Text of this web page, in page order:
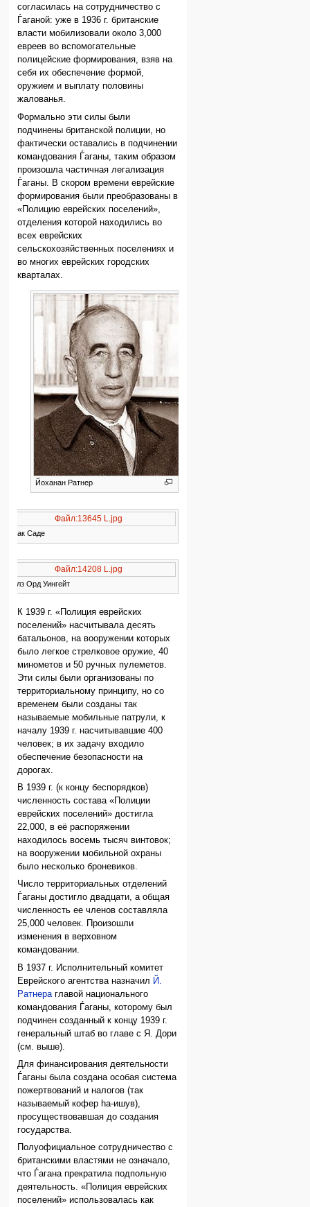
согласилась на сотрудничество с
Ѓаганой: уже в 1936 г. британские
власти мобилизовали около 3,000
евреев во вспомогательные
полицейские формирования, взяв на
себя их обеспечение формой,
оружием и выплату половины
жалованья.
Формально эти силы были
подчинены британской полиции, но
фактически оставались в подчинении
командования Ѓаганы, таким образом
произошла частичная легализация
Ѓаганы. В скором времени еврейские
формирования были преобразованы в
«Полицию еврейских поселений»,
отделения которой находились во
всех еврейских
сельскохозяйственных поселениях и
во многих еврейских городских
кварталах.
Йоханан Ратнер
Файл:13645 L.jpg
Ицхак Саде
Файл:14208 L.jpg
Чарлз Орд Уингейт
К 1939 г. «Полиция еврейских
поселений» насчитывала десять
батальонов, на вооружении которых
было легкое стрелковое оружие, 40
минометов и 50 ручных пулеметов.
Эти силы были организованы по
территориальному принципу, но со
временем были созданы так
называемые мобильные патрули, к
началу 1939 г. насчитывавшие 400
человек; в их задачу входило
обеспечение безопасности на
дорогах.
В 1939 г. (к концу беспорядков)
численность состава «Полиции
еврейских поселений» достигла
22,000, в её распоряжении
находилось восемь тысяч винтовок;
на вооружении мобильной охраны
было несколько броневиков.
Число территориальных отделений
Ѓаганы достигло двадцати, а общая
численность ее членов составляла
25,000 человек. Произошли
изменения в верховном
командовании.
В 1937 г. Исполнительный комитет
Еврейского агентства назначил Й.
Ратнера главой национального
командования Ѓаганы, которому был
подчинен созданный к концу 1939 г.
генеральный штаб во главе с Я. Дори
(см. выше).
Для финансирования деятельности
Ѓаганы была создана особая система
пожертвований и налогов (так
называемый кофер hа-ишув),
просуществовавшая до создания
государства.
Полуофициальное сотрудничество с
британскими властями не означало,
что Ѓагана прекратила подпольную
деятельность. «Полиция еврейских
поселений» использовалась как